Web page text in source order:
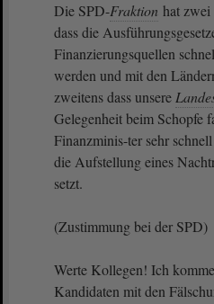
Die SPD-Fraktion hat zwei
dass die
Finanzierungsquellen
werden und mit den
zweitens dass unsere
Gelegenheit beim Schopfe
Finanzminis-ter sehr
die Aufstellung eines
setzt.
(Zustimmung bei der SPD)
Werte Kollegen! Ich
Kandidaten mit den